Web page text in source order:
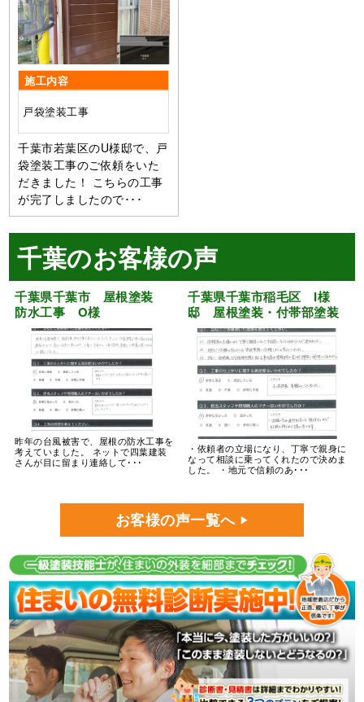
施工内容
戸袋塗装工事
千葉市若葉区のU様邸で、戸
袋塗装工事のご依頼をいた
だきました！ こちらの工事
が完了しましたので･･･
千葉のお客様の声
千葉県千葉市 屋根塗装
防水工事 O様
昨年の台風被害で、屋根の防水工事を
考えていました。 ネットで四葉建装
さんが目に留まり連絡して･･･
千葉県千葉市稲毛区 I様
邸 屋根塗装・付帯部塗装
・依頼者の立場になり、丁寧で親身に
なって相談に乗ってくれたので決めま
した。 ・地元で信頼のあ･･･
お客様の声一覧へ